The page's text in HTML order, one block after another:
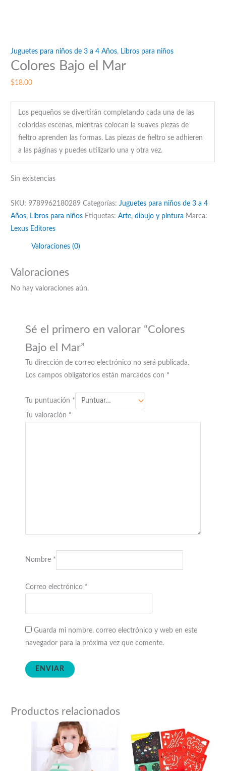
Juguetes para niños de 3 a 4 Años, Libros para niños
Colores Bajo el Mar
$18.00
Los pequeños se divertirán completando cada una de las
coloridas escenas, mientras colocan la suaves piezas de
fieltro aprenden las formas. Las piezas de fieltro se adhieren
a las páginas y puedes utilizarlo una y otra vez.
Sin existencias
SKU:9789962180289 Categorías:Juguetes para niños de 3 a 4
Años, Libros para niños Etiquetas:Arte,dibujo y pintura Marca:
Lexus Editores
Valoraciones (0)
Valoraciones
No hay valoraciones aún.
Sé el primero en valorar “Colores
Bajo el Mar”
Tu dirección de correo electrónico no será publicada.
Los campos obligatorios están marcados con *
Tu puntuación *
Tu valoración *
Nombre *
Correo electrónico *
Guarda mi nombre, correo electrónico y web en este
navegador para la próxima vez que comente.
Productos relacionados